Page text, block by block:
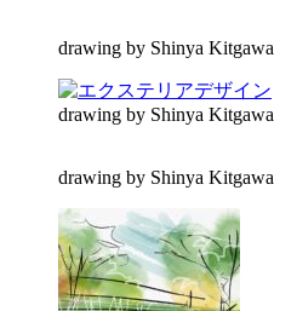
drawing by Shinya Kitgawa
drawing by Shinya Kitgawa
drawing by Shinya Kitgawa